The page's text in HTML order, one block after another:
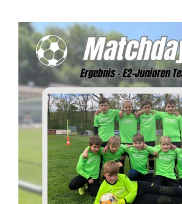
View
Larger
Image